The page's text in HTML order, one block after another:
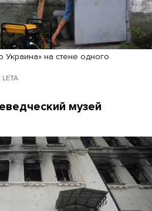
на стене одного
музей